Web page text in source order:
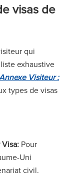
visas de
qui
exhaustive
Visiteur :
types de visas
Pour
Uni
civil.